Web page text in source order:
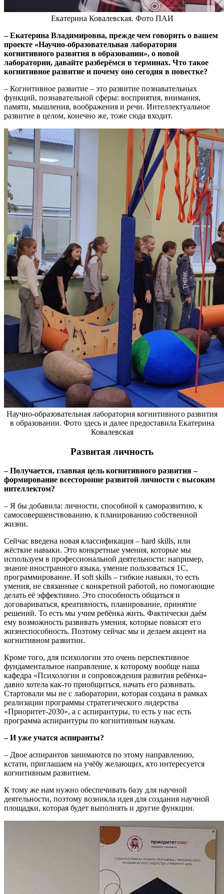
Екатерина Ковалевская. Фото ПАИ
– Екатерина Владимировна, прежде чем говорить о вашем
проекте «Научно-образовательная лаборатория
когнитивного развития в образовании», о новой
лаборатории, давайте разберёмся в терминах. Что такое
когнитивное развитие и почему оно сегодня в повестке?
– Когнитивное развитие – это развитие познавательных
функций, познавательной сферы: восприятия, внимания,
памяти, мышления, воображения и речи. Интеллектуальное
развитие в целом, конечно же, тоже сюда входит.
Научно-образовательная лаборатория когнитивного развития
в образовании. Фото здесь и далее предоставила Екатерина
Ковалевская
Развитая личность
– Получается, главная цель когнитивного развития –
формирование всесторонне развитой личности с высоким
интеллектом?
– Я бы добавила: личности, способной к саморазвитию, к
самосовершенствованию, к планированию собственной
жизни.
Сейчас введена новая классификация – hard skills, или
жёсткие навыки. Это конкретные умения, которые мы
используем в профессиональной деятельности: например,
знание иностранного языка, умение пользоваться 1С,
программирование. И soft skills – гибкие навыки, то есть
умения, не связанные с конкретной работой, но помогающие
делать её эффективно. Это способность общаться и
договариваться, креативность, планирование, принятие
решений. То есть мы учим ребёнка жить. Фактически даём
ему возможность развивать умения, которые повысят его
жизнеспособность. Поэтому сейчас мы и делаем акцент на
когнитивном развитии.
Кроме того, для психологии это очень перспективное
фундаментальное направление, к которому вообще наша
кафедра «Психологии и сопровождения развития ребёнка»
давно хотела как-то приобщиться, начать его развивать.
Стартовали мы не с лаборатории, которая создана в рамках
реализации программы стратегического лидерства
«Приоритет-2030», а с аспирантуры, то есть у нас есть
программа аспирантуры по когнитивным наукам.
– И уже учатся аспиранты?
– Двое аспирантов занимаются по этому направлению,
кстати, приглашаем на учёбу желающих, кто интересуется
когнитивным развитием.
К тому же нам нужно обеспечивать базу для научной
деятельности, поэтому возникла идея для создания научной
площадки, которая будет выполнять и другие функции.